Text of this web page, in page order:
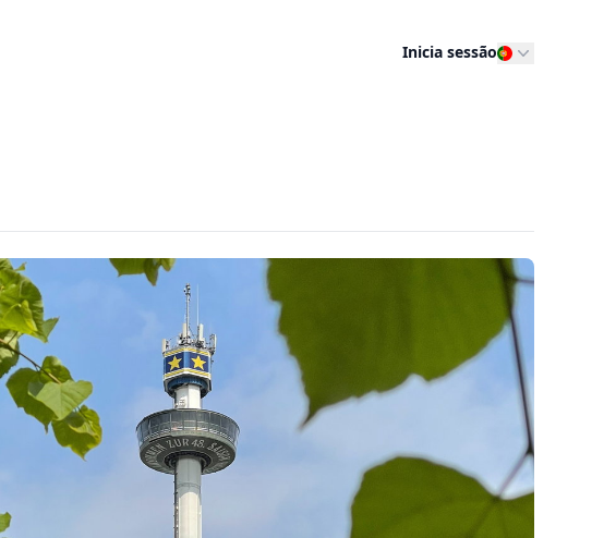
Inicia sessão